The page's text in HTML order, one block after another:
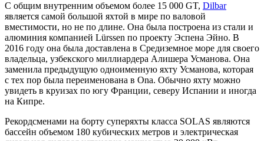
С общим внутренним объемом более 15 000 GT, Dilbar
является самой большой яхтой в мире по валовой
вместимости, но не по длине. Она была построена из стали и
алюминия компанией Lürssen по проекту Эспена Эйно. В
2016 году она была доставлена в Средиземное море для своего
владельца, узбекского миллиардера Алишера Усманова. Она
заменила предыдущую одноименную яхту Усманова, которая
с тех пор была переименована в Ona. Обычно яхту можно
увидеть в круизах по югу Франции, северу Испании и иногда
на Кипре.
Рекордсменами на борту суперяхты класса SOLAS являются
бассейн объемом 180 кубических метров и электрическая